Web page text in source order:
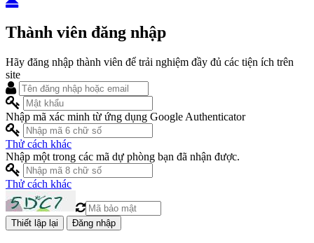
Thành viên đăng nhập
Hãy đăng nhập thành viên để trải nghiệm đầy đủ các tiện ích trên
site
Nhập mã xác minh từ ứng dụng Google Authenticator
Thử cách khác
Nhập một trong các mã dự phòng bạn đã nhận được.
Thử cách khác
Đăng nhập